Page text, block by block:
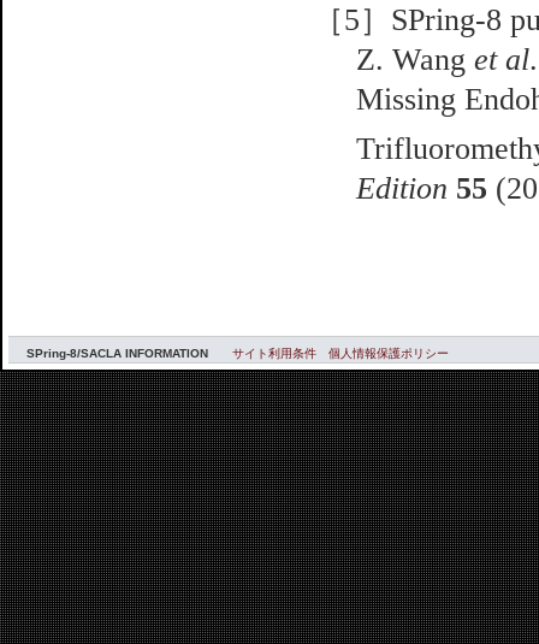
［5］SPring-8
Z. Wanget al
Missing
Edition 55
SPring-8/SACLA INFORMATION サイト利用条件 個人情報保護ポリシー